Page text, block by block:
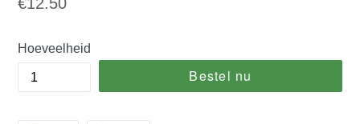
Hoeveelheid
Bestel nu